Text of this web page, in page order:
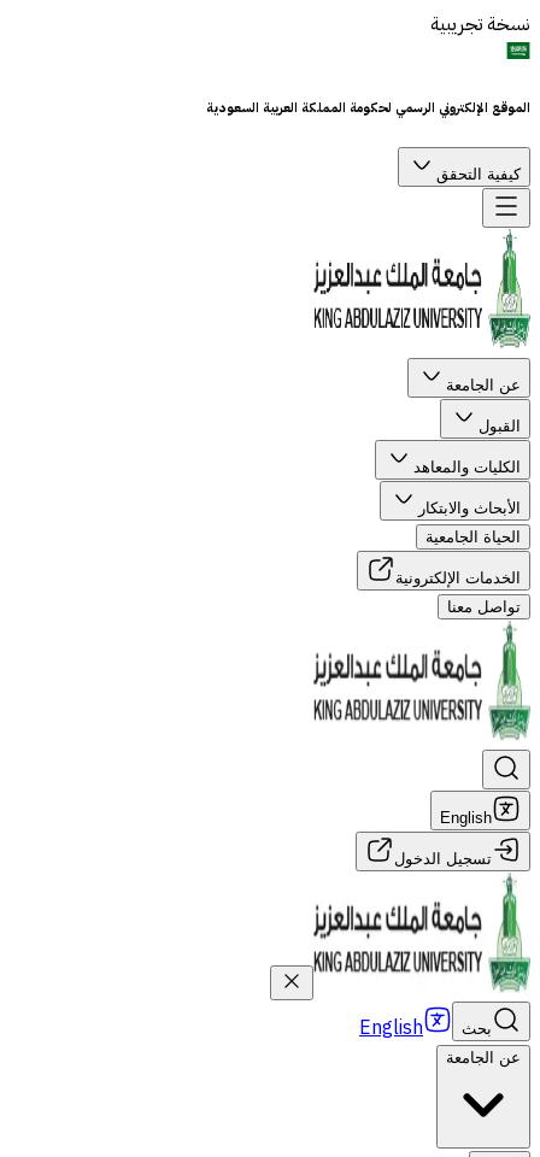
تجريبية
الإلكتروني الرسمي لحكومة المملكة العربية السعودية
كيفية التحقق
عن الجامعة
القبول
الكليات والمعاهد
الأبحاث والابتكار
الحياة الجامعية
الخدمات الإلكترونية
تواصل معنا
English
تسجيل الدخول
بحث English
عن الجامعة